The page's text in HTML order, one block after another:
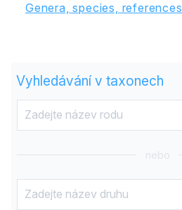
Genera, species, references
Vyhledávání v taxonech
nebo